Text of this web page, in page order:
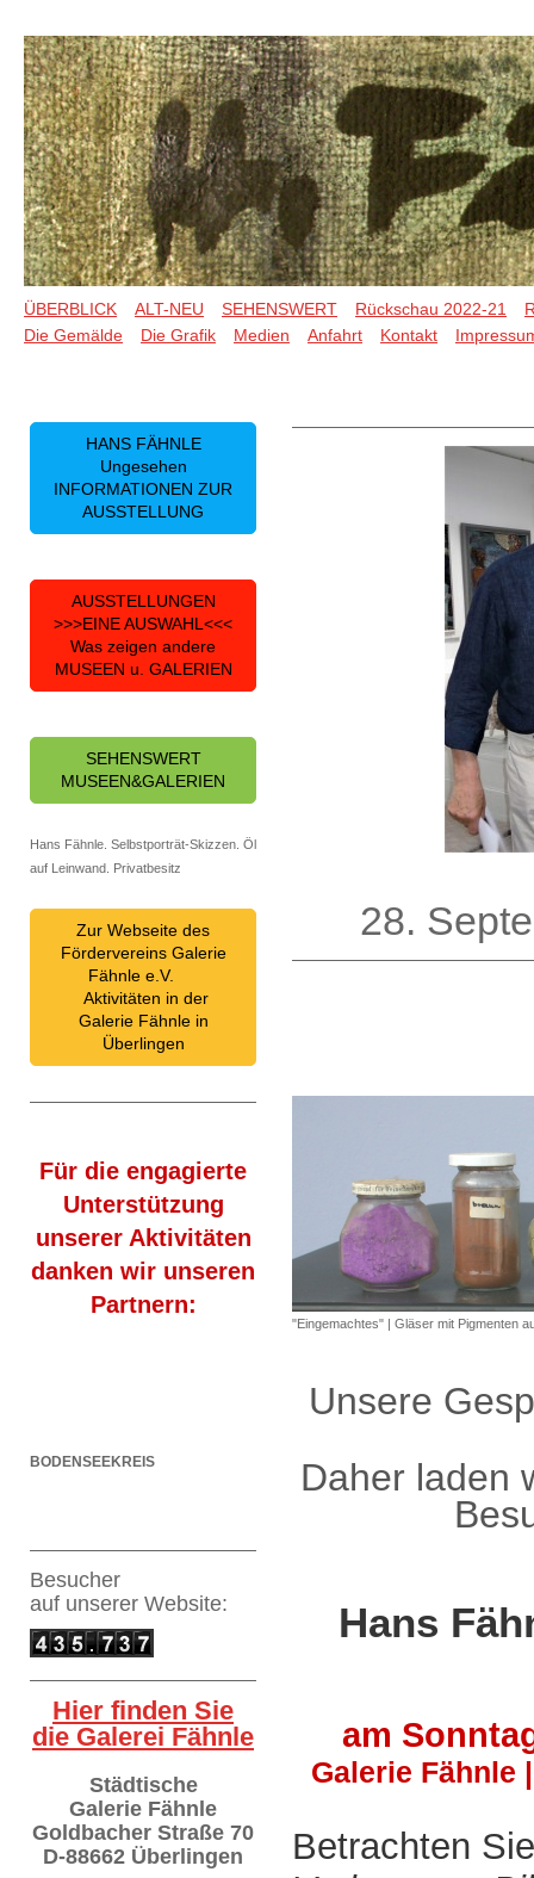
ÜBERBLICK ALT-NEU SEHENSWERT Rückschau 2022-21
Die Gemälde
Die Grafik Medien Anfahrt Kontakt
28.
"Eingemachtes" | Gläser mit Pigmenten
Unsere
Daher laden
Hans
am
Galerie Fähnle
Betrachten
HANS FÄHNLE
Ungesehen
INFORMATIONEN ZUR
AUSSTELLUNG
AUSSTELLUNGEN
>>>EINE AUSWAHL<<<
Was zeigen andere
MUSEEN u. GALERIEN
SEHENSWERT
MUSEEN&GALERIEN
Hans Fähnle. Selbstporträt-Skizzen. Öl
auf Leinwand. Privatbesitz
Zur Webseite des
Fördervereins Galerie
Fähnle e.V.
Aktivitäten in der
Galerie Fähnle in
Überlingen
Für die engagierte
Unterstützung
unserer Aktivitäten
danken wir unseren
Partnern:
BODENSEEKREIS
Besucher
auf unserer Website:
Hier finden Sie
die Galerei Fähnle
Städtische
Galerie Fähnle
Goldbacher Straße 70
D-88662 Überlingen